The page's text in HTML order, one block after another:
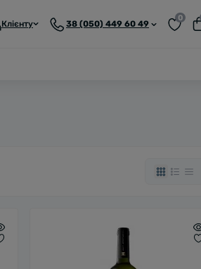
Клієнту 38 (050) 449 60 49
0